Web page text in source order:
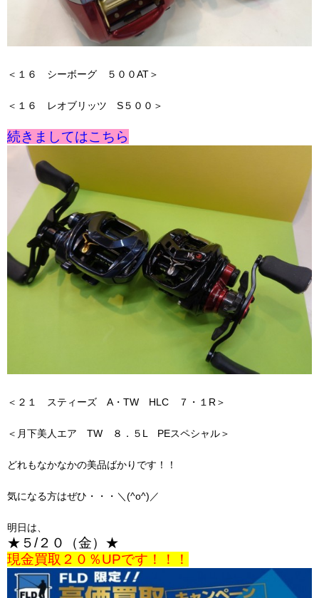
＜１６ シーボーグ ５００AT＞
＜１６ レオブリッツ S５００＞
続きましてはこちら
＜２１ スティーズ A・TW HLC ７・１R＞
＜月下美人エア TW ８．５L PEスペシャル＞
どれもなかなかの美品ばかりです！！
気になる方はぜひ・・・＼(^o^)／
明日は、
★５/２０（金）★
現金買取２０％UPです！！！